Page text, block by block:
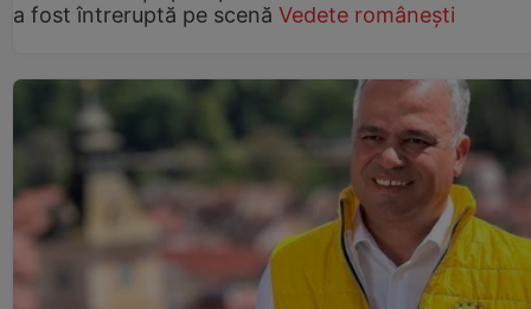
a fost întreruptă pe scenă Vedete românești